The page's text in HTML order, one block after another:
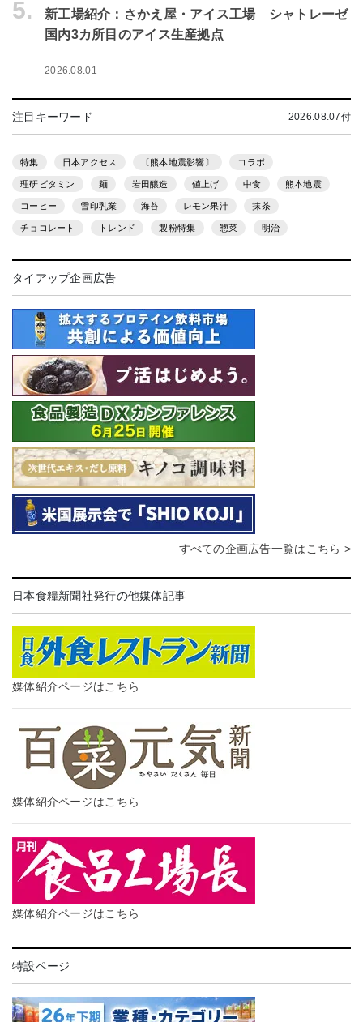
5.
新工場紹介：さかえ屋・アイス工場 シャトレーゼ
国内3カ所目のアイス生産拠点
2026.08.01
注目キーワード 2026.08.07付
特集 日本アクセス 〔熊本地震影響〕 コラボ
理研ビタミン 麺 岩田醸造 値上げ 中食 熊本地震
コーヒー 雪印乳業 海苔 レモン果汁 抹茶
チョコレート トレンド 製粉特集 惣菜 明治
タイアップ企画広告
すべての企画広告一覧はこちら >
日本食糧新聞社発行の他媒体記事
媒体紹介ページはこちら
媒体紹介ページはこちら
媒体紹介ページはこちら
特設ページ